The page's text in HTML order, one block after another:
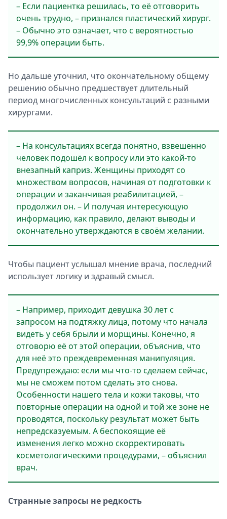
– Если пациентка решилась, то её отговорить
очень трудно, – признался пластический хирург.
– Обычно это означает, что с вероятностью
99,9% операции быть.
Но дальше уточнил, что окончательному общему
решению обычно предшествует длительный
период многочисленных консультаций с разными
хирургами.
– На консультациях всегда понятно, взвешенно
человек подошёл к вопросу или это какой-то
внезапный каприз. Женщины приходят со
множеством вопросов, начиная от подготовки к
операции и заканчивая реабилитацией, –
продолжил он. – И получая интересующую
информацию, как правило, делают выводы и
окончательно утверждаются в своём желании.
Чтобы пациент услышал мнение врача, последний
использует логику и здравый смысл.
– Например, приходит девушка 30 лет с
запросом на подтяжку лица, потому что начала
видеть у себя брыли и морщины. Конечно, я
отговорю её от этой операции, объяснив, что
для неё это преждевременная манипуляция.
Предупреждаю: если мы что-то сделаем сейчас,
мы не сможем потом сделать это снова.
Особенности нашего тела и кожи таковы, что
повторные операции на одной и той же зоне не
проводятся, поскольку результат может быть
непредсказуемым. А беспокоящие её
изменения легко можно скорректировать
косметологическими процедурами, – объяснил
врач.
Странные запросы не редкость